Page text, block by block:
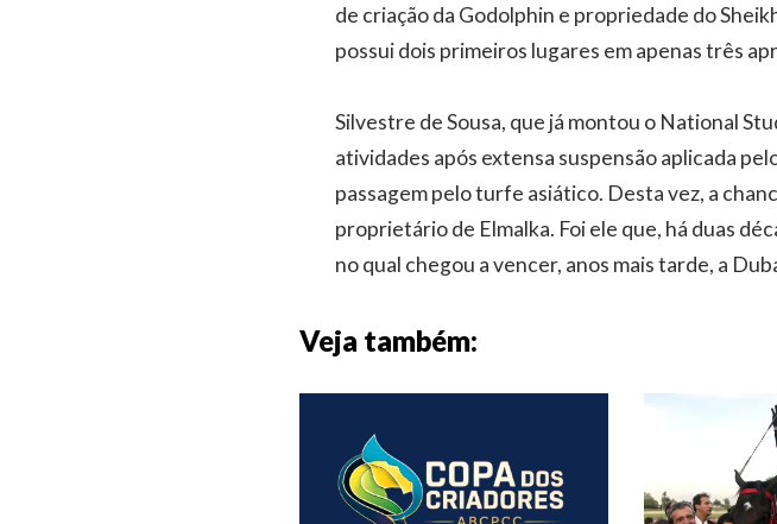
de criação da Godolphin e propriedade do
possui dois primeiros lugares em apenas três
Silvestre de Sousa, que já montou o National
atividades após extensa suspensão aplicada
passagem pelo turfe asiático. Desta vez, a
proprietário de Elmalka. Foi ele que, há duas
no qual chegou a vencer, anos mais tarde, a
Veja também: